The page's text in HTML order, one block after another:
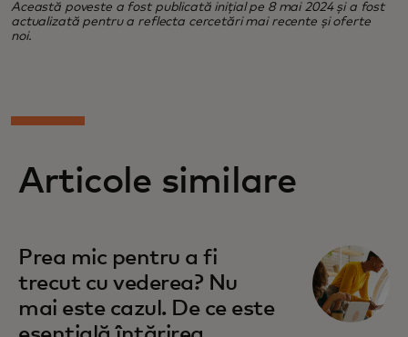
Această poveste a fost publicată inițial pe 8 mai 2024 și a fost
actualizată pentru a reflecta cercetări mai recente și oferte
noi.
Articole similare
Prea mic pentru a fi
trecut cu vederea? Nu
mai este cazul. De ce este